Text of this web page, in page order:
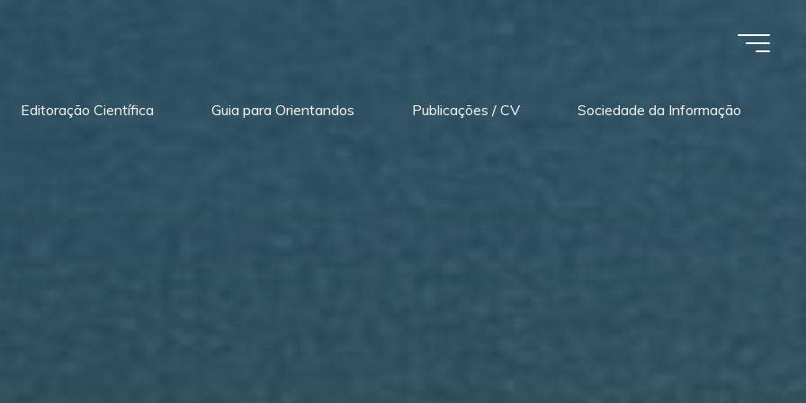
Editoração Científica Guia para Orientandos Publicações / CV Sociedade da Informação